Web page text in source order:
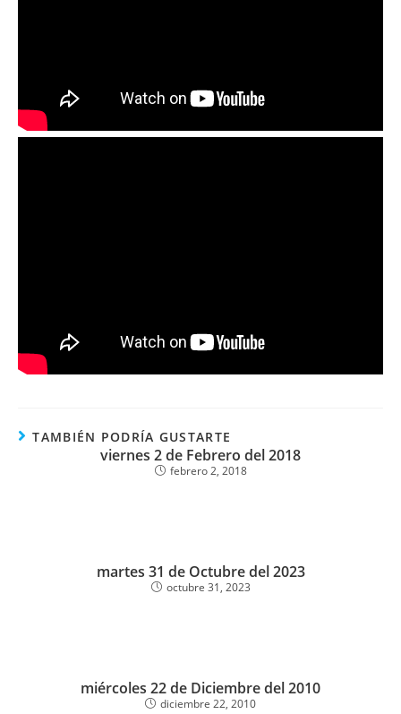
TAMBIÉN PODRÍA GUSTARTE
viernes 2 de Febrero del 2018
febrero 2, 2018
martes 31 de Octubre del 2023
octubre 31, 2023
miércoles 22 de Diciembre del 2010
diciembre 22, 2010